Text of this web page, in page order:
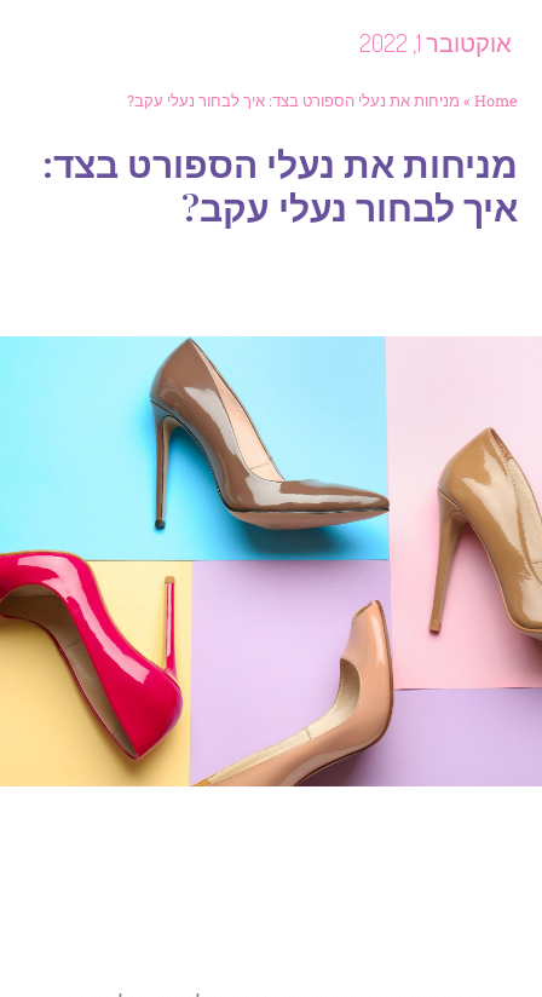
1, 2022
»מניחות את נעלי הספורט בצד: איך לבחור נעלי עקב?
את נעלי הספורט בצד:
לבחור נעלי עקב?